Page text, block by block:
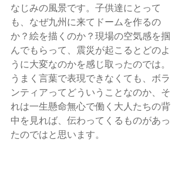
なじみの風景です。子供達にとって
も、なぜ九州に来てドームを作るの
か？絵を描くのか？現場の空気感を掴
んでもらって、震災が起こるとどのよ
うに大変なのかを感じ取ったのでは。
うまく言葉で表現できなくても、ボラ
ンティアってどういうことなのか、そ
れは一生懸命無心で働く大人たちの背
中を見れば、伝わってくるものがあっ
たのではと思います。